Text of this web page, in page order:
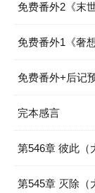
免费番外2《末
免费番外1《奢想
免费番外+后记
完本感言
第546章 彼此（
第545章 灭除（